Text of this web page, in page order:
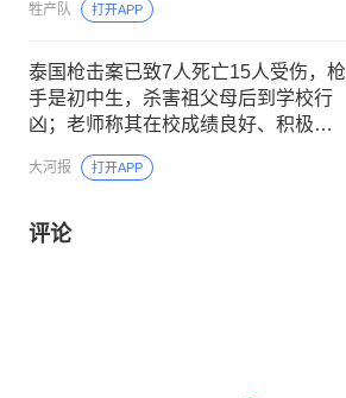
牲产队 打开APP
泰国枪击案已致7人死亡15人受伤，枪
手是初中生，杀害祖父母后到学校行
凶；老师称其在校成绩良好、积极参
与各类活动，并非性格暴戾之人
大河报 打开APP
评论